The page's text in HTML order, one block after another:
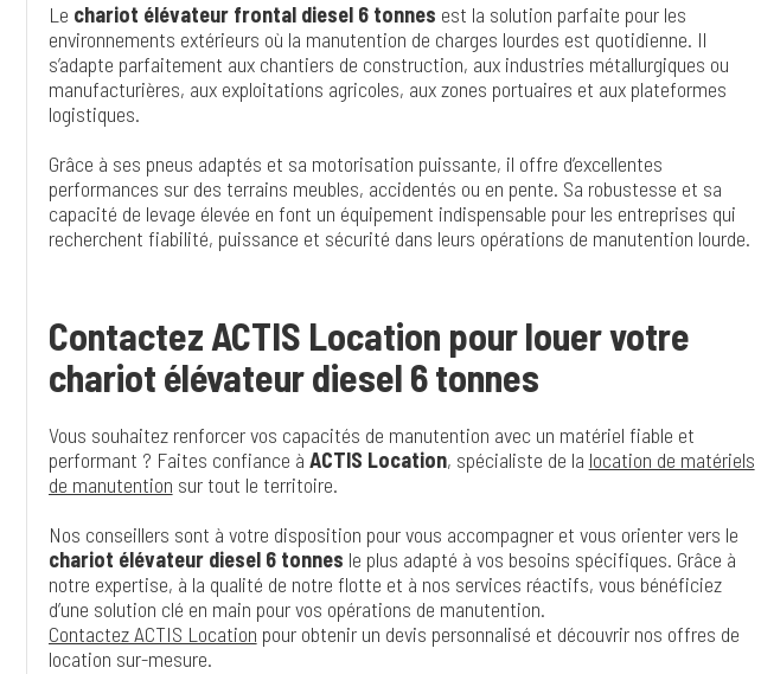
Le chariot élévateur frontal diesel 6 tonnes est la solution parfaite pour les
environnements extérieurs où la manutention de charges lourdes est quotidienne. Il
s’adapte parfaitement aux chantiers de construction, aux industries métallurgiques ou
manufacturières, aux exploitations agricoles, aux zones portuaires et aux plateformes
logistiques.
Grâce à ses pneus adaptés et sa motorisation puissante, il offre d’excellentes
performances sur des terrains meubles, accidentés ou en pente. Sa robustesse et sa
capacité de levage élevée en font un équipement indispensable pour les entreprises qui
recherchent fiabilité, puissance et sécurité dans leurs opérations de manutention lourde.
Contactez ACTIS Location pour louer votre
chariot élévateur diesel 6 tonnes
Vous souhaitez renforcer vos capacités de manutention avec un matériel fiable et
performant ? Faites confiance à ACTIS Location, spécialiste de la location de matériels
de manutention sur tout le territoire.
Nos conseillers sont à votre disposition pour vous accompagner et vous orienter vers le
chariot élévateur diesel 6 tonnes le plus adapté à vos besoins spécifiques. Grâce à
notre expertise, à la qualité de notre flotte et à nos services réactifs, vous bénéficiez
d’une solution clé en main pour vos opérations de manutention.
Contactez ACTIS Location pour obtenir un devis personnalisé et découvrir nos offres de
location sur-mesure.